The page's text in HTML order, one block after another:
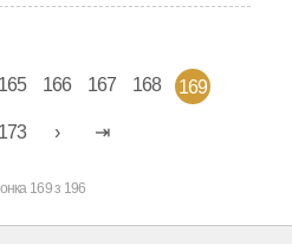
165 166 167 168 169
173
169 з 196